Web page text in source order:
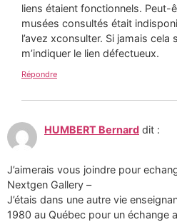
liens étaient fonctionnels. Peut-
musées consultés était
l’avez xconsulter. Si jamais
m’indiquer le lien défectueux.
Répondre
HUMBERT Bernard dit :
J’aimerais vous joindre pour
Nextgen Gallery –
J’étais dans une autre vie
1980 au Québec pour un échange